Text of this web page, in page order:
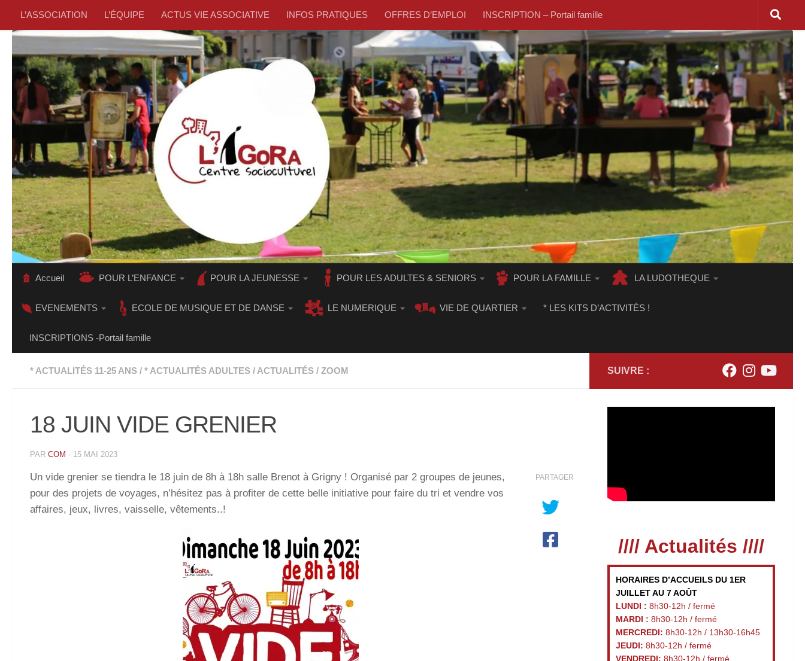
Skip to content
L’ASSOCIATION L’ÉQUIPE ACTUS VIE ASSOCIATIVE INFOS PRATIQUES OFFRES D’EMPLOI INSCRIPTION – Portail famille
Accueil POUR L’ENFANCE POUR LA JEUNESSE POUR LES ADULTES & SENIORS POUR LA FAMILLE LA LUDOTHEQUE
EVENEMENTS ECOLE DE MUSIQUE ET DE DANSE LE NUMERIQUE VIE DE QUARTIER * LES KITS D’ACTIVITÉS !
INSCRIPTIONS -Portail famille
* ACTUALITÉS 11-25 ANS / * ACTUALITÉS ADULTES / ACTUALITÉS / ZOOM
18 JUIN VIDE GRENIER
PAR COM · 15 MAI 2023
Un vide grenier se tiendra le 18 juin de 8h à 18h salle Brenot à Grigny ! Organisé par 2 groupes de jeunes,
pour des projets de voyages, n’hésitez pas à profiter de cette belle initiative pour faire du tri et vendre vos
affaires, jeux, livres, vaisselle, vêtements..!
PARTAGER
SUIVRE :
//// Actualités ////
HORAIRES D’ACCUEILS DU 1ER
JUILLET AU 7 AOÛT
LUNDI : 8h30-12h / fermé
MARDI : 8h30-12h / fermé
MERCREDI: 8h30-12h / 13h30-16h45
JEUDI: 8h30-12h / fermé
VENDREDI: 8h30-12h / fermé